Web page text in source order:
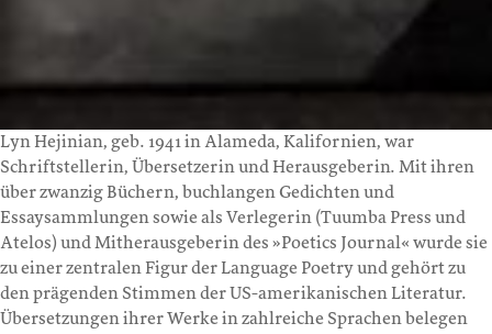
Lyn Hejinian, geb. 1941 in Alameda, Kalifornien, war
Schriftstellerin, Übersetzerin und Herausgeberin. Mit ihren
über zwanzig Büchern, buchlangen Gedichten und
Essaysammlungen sowie als Verlegerin (Tuumba Press und
Atelos) und Mitherausgeberin des »Poetics Journal« wurde sie
zu einer zentralen Figur der Language Poetry und gehört zu
den prägenden Stimmen der US-amerikanischen Literatur.
Übersetzungen ihrer Werke in zahlreiche Sprachen belegen